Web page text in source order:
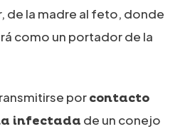
de la madre al feto, donde
como un portador de la
porcontacto
infectada de un conejo